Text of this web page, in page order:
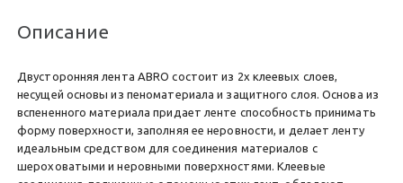
Описание
Двусторонняя лента АBRO состоит из 2х клеевых слоев,
несущей основы из пеноматериала и защитного слоя. Основа из
вспененного материала придает ленте способность принимать
форму поверхности, заполняя ее неровности, и делает ленту
идеальным средством для соединения материалов с
шероховатыми и неровными поверхностями. Клеевые